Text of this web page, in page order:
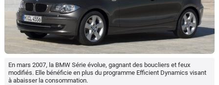
En mars 2007, la BMW Série évolue, gagnant des boucliers et feux
modifiés. Elle bénéficie en plus du programme Efficient Dynamics visant
à abaisser la consommation.